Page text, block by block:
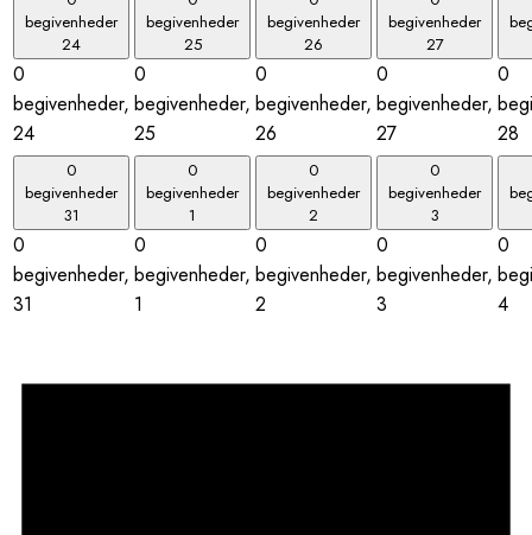
begivenheder
24
0
begivenheder,
24
begivenheder
25
0
begivenheder,
25
begivenheder
26
0
begivenheder,
26
begivenheder
27
0
begivenheder,
27
0
28
0
begivenheder
31
0
begivenheder,
31
0
begivenheder
1
0
begivenheder,
1
0
begivenheder
2
0
begivenheder,
2
0
begivenheder
3
0
begivenheder,
3
0
4